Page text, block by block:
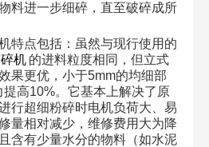
料进一步细碎，直至破碎成所
特点包括：虽然与现行使用的
机 的进料粒度相同，但立式
果更优，小于5mm的均细部
高10%。它基本上解决了原
行超细粉碎时电机负荷大、易
量相对减少，维修费用大为降
含有少量水分的物料（如水泥